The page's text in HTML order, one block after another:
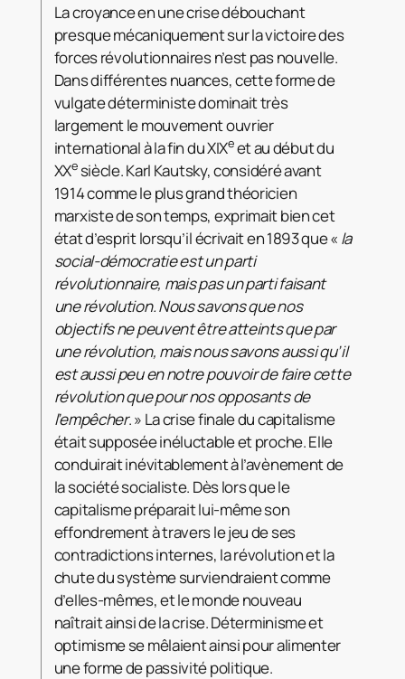
La croyance en une crise débouchant
presque mécaniquement sur la victoire des
forces révolutionnaires n’est pas nouvelle.
Dans différentes nuances, cette forme de
vulgate déterministe dominait très
largement le mouvement ouvrier
international à la fin du XIXeet au début du
XXesiècle. Karl Kautsky, considéré avant
1914 comme le plus grand théoricien
marxiste de son temps, exprimait bien cet
état d’esprit lorsqu’il écrivait en 1893 que « la
social-démocratie est un parti
révolutionnaire, mais pas un parti faisant
une révolution. Nous savons que nos
objectifs ne peuvent être atteints que par
une révolution, mais nous savons aussi qu’il
est aussi peu en notre pouvoir de faire cette
révolution que pour nos opposants de
l’empêcher. » La crise finale du capitalisme
était supposée inéluctable et proche. Elle
conduirait inévitablement à l’avènement de
la société socialiste. Dès lors que le
capitalisme préparait lui-même son
effondrement à travers le jeu de ses
contradictions internes, la révolution et la
chute du système surviendraient comme
d’elles-mêmes, et le monde nouveau
naîtrait ainsi de la crise. Déterminisme et
optimisme se mêlaient ainsi pour alimenter
une forme de passivité politique.